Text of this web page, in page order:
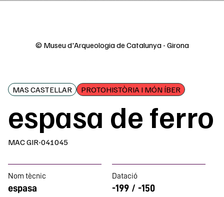
© Museu d'Arqueologia de Catalunya - Girona
MAS CASTELLAR PROTOHISTÒRIA I MÓN ÍBER
espasa de ferro
MAC GIR-041045
Nom tècnic
espasa
Datació
-199 / -150